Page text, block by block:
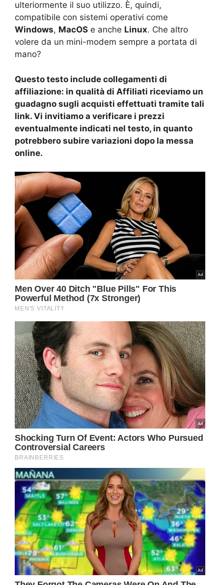
ulteriormente il suo utilizzo. È, quindi,
compatibile con sistemi operativi come
Windows, MacOS e anche Linux. Che altro
volere da un mini-modem sempre a portata di
mano?
Questo testo include collegamenti di
affiliazione: in qualità di Affiliati riceviamo un
guadagno sugli acquisti effettuati tramite tali
link. Vi invitiamo a verificare i prezzi
eventualmente indicati nel testo, in quanto
potrebbero subire variazioni dopo la messa
online.